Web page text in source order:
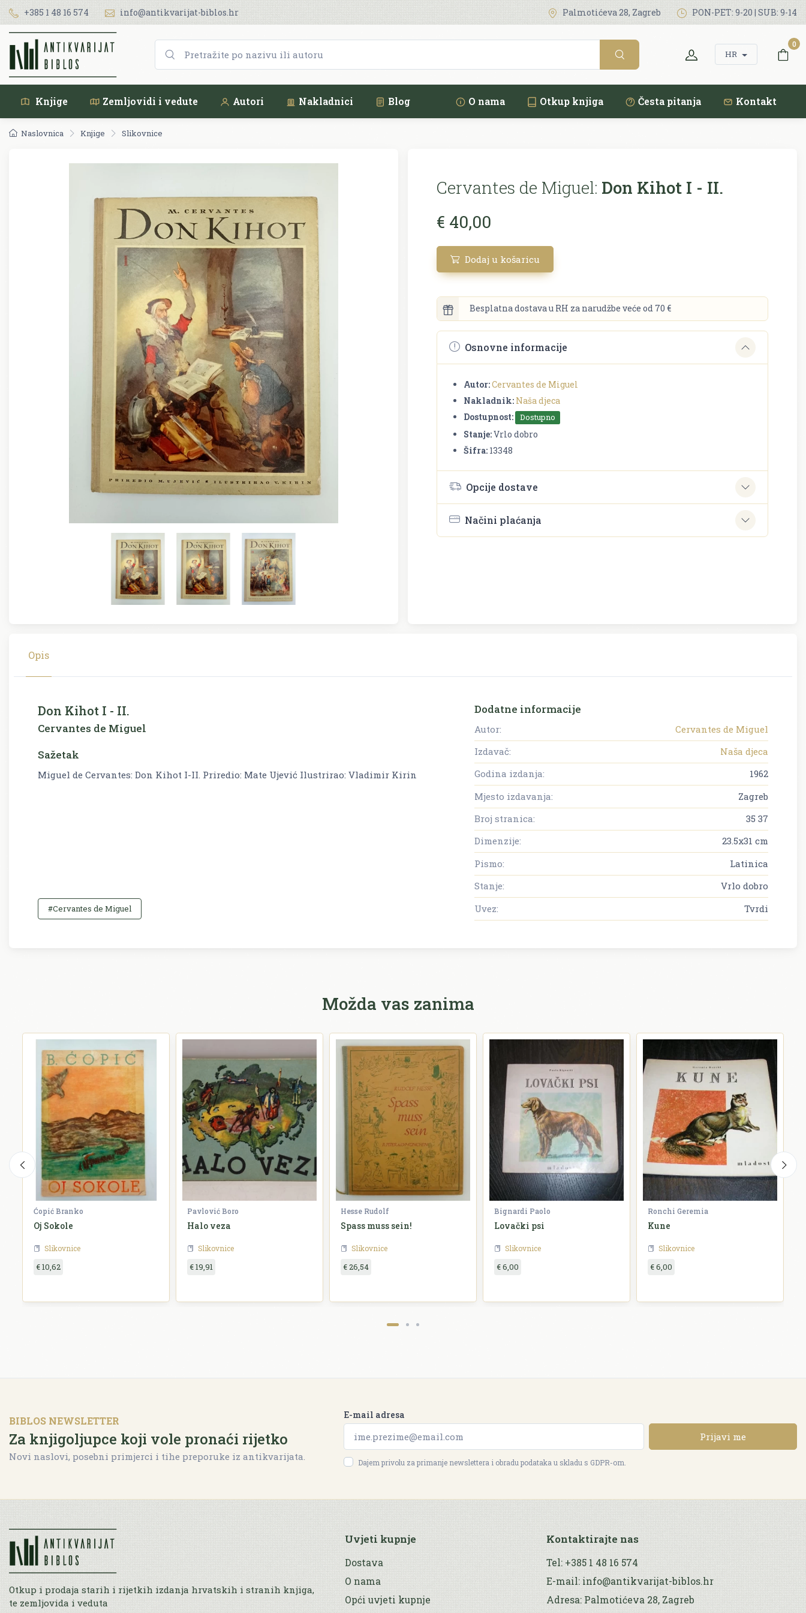
+385 1 48 16 574 info@antikvarijat-biblos.hr Palmotićeva 28, Zagreb PON-PET: 9-20 | SUB: 9-14
HR
0
Knjige Zemljovidi i vedute Autori Nakladnici Blog O nama Otkup knjiga Česta pitanja Kontakt
Naslovnica Knjige Slikovnice
Cervantes de Miguel: Don Kihot I - II.
€ 40,00
Dodaj u košaricu
Besplatna dostava u RH za narudžbe veće od 70 €
Osnovne informacije
Autor:Cervantes de Miguel
Nakladnik: Naša djeca
Dostupnost:
Dostupno
Stanje:Vrlo dobro
Šifra: 13348
Opcije dostave
Načini plaćanja
Opis
Don Kihot I - II.
Cervantes de Miguel
Sažetak
Miguel de Cervantes: Don Kihot I-II. Priredio: Mate Ujević Ilustrirao: Vladimir Kirin
#Cervantes de Miguel
Dodatne informacije
Autor:
Cervantes de Miguel
Izdavač:
Naša djeca
Godina izdanja:
1962
Mjesto izdavanja:
Zagreb
Broj stranica:
35 37
Dimenzije:
23.5x31 cm
Pismo:
Latinica
Stanje:
Vrlo dobro
Uvez:
Tvrdi
Možda vas zanima
Ćopić Branko
Oj Sokole
Slikovnice
€ 10,62
Pavlović Boro
Halo veza
Slikovnice
€ 19,91
Hesse Rudolf
Spass muss sein!
Slikovnice
€ 26,54
Bignardi Paolo
Lovački psi
Slikovnice
€ 6,00
Ronchi Geremia
Kune
Slikovnice
€ 6,00
BIBLOS NEWSLETTER
Za knjigoljupce koji vole pronaći rijetko
Novi naslovi, posebni primjerci i tihe preporuke iz antikvarijata.
E-mail adresa
Prijavi me
Dajem privolu za primanje newslettera i obradu podataka u skladu s GDPR-om.
Otkup i prodaja starih i rijetkih izdanja hrvatskih i stranih knjiga,
te zemljovida i veduta
Uvjeti kupnje
Dostava
O nama
Opći uvjeti kupnje
Kontaktirajte nas
Tel: +385 1 48 16 574
E-mail: info@antikvarijat-biblos.hr
Adresa: Palmotićeva 28, Zagreb